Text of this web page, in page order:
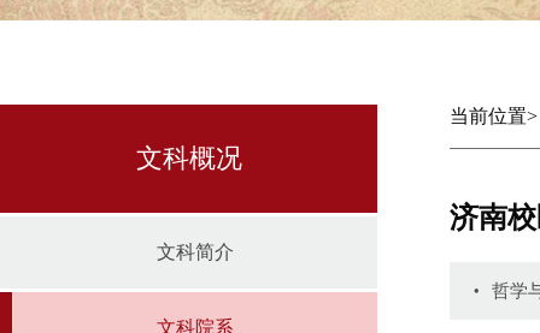
文科概况
文科简介
文科院系
当前位置
济南
哲学